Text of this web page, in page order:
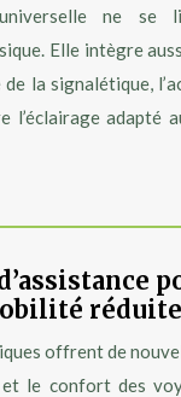
ne se
Elle intègre
la signalétique,
l’éclairage adapté
réduite
offrent de
et le confort des